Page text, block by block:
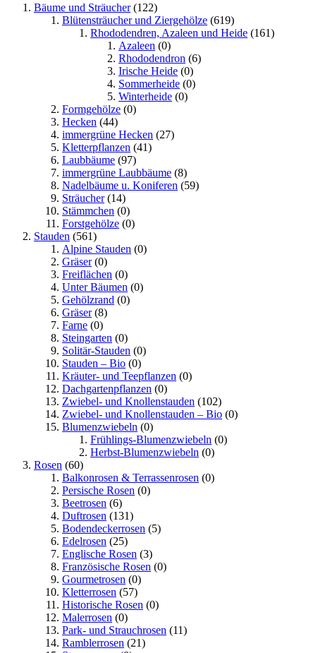
Bäume und Sträucher(122)
Blütensträucher und Ziergehölze (619)
Rhododendren, Azaleen und Heide (161)
Azaleen (0)
Rhododendron (6)
Irische Heide (0)
Sommerheide (0)
Winterheide (0)
Formgehölze (0)
Hecken (44)
immergrüne Hecken (27)
Kletterpflanzen (41)
Laubbäume (97)
immergrüne Laubbäume (8)
Nadelbäume u. Koniferen (59)
Sträucher(14)
Stämmchen (0)
Forstgehölze (0)
Stauden (561)
Alpine Stauden (0)
Gräser(0)
Freiflächen (0)
Unter Bäumen (0)
Gehölzrand (0)
Gräser(8)
Farne (0)
Steingarten (0)
Solitär-Stauden (0)
Stauden – Bio (0)
Kräuter- und Teepflanzen (0)
Dachgartenpflanzen (0)
Zwiebel- und Knollenstauden (102)
Zwiebel- und Knollenstauden – Bio (0)
Blumenzwiebeln (0)
Frühlings-Blumenzwiebeln (0)
Herbst-Blumenzwiebeln (0)
Rosen (60)
Balkonrosen & Terrassenrosen (0)
Persische Rosen (0)
Beetrosen (6)
Duftrosen (131)
Bodendeckerrosen (5)
Edelrosen (25)
Englische Rosen (3)
Französische Rosen (0)
Gourmetrosen (0)
Kletterrosen (57)
Historische Rosen (0)
Malerrosen (0)
Park- und Strauchrosen (11)
Ramblerrosen (21)